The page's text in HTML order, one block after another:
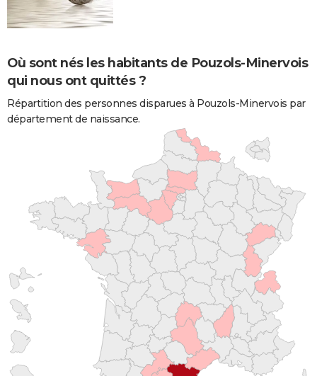
Où sont nés les habitants de Pouzols-Minervois
qui nous ont quittés ?
Répartition des personnes disparues à Pouzols-Minervois par
département de naissance.